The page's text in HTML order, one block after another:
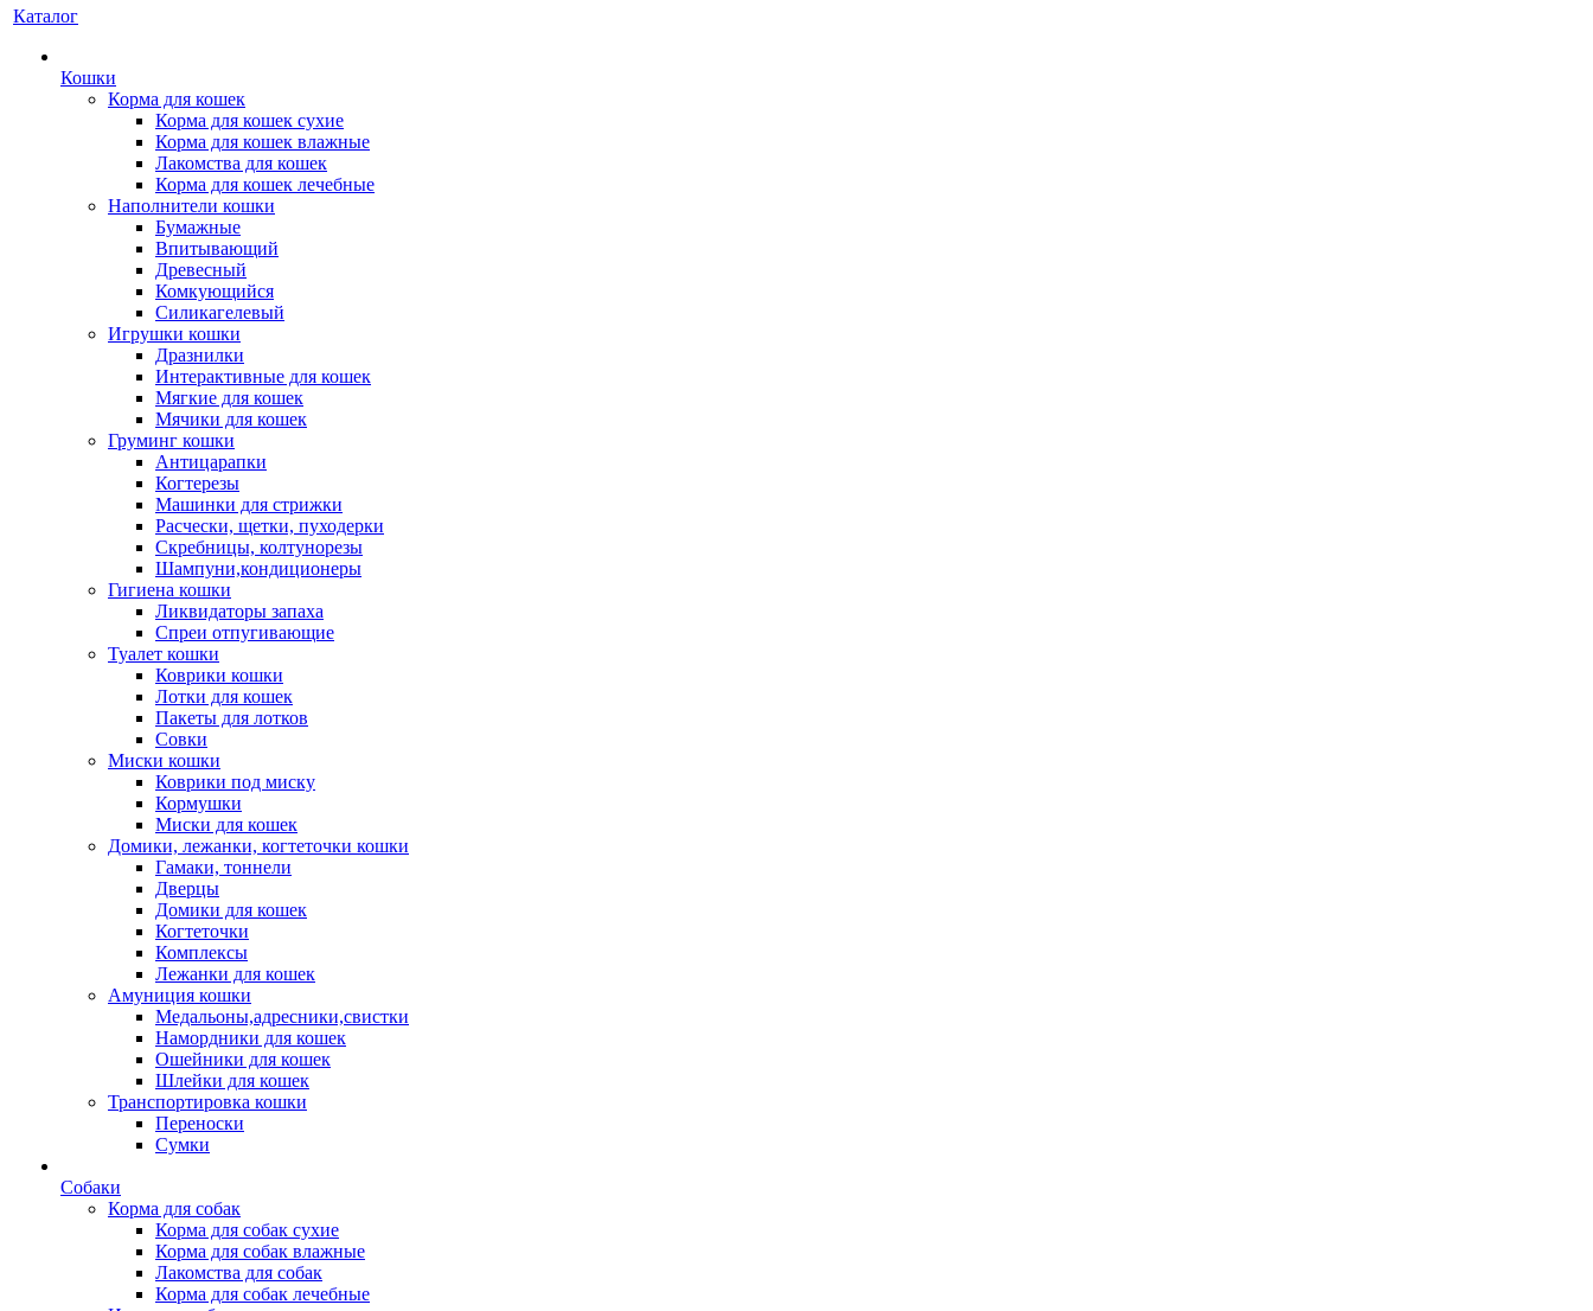
Каталог
Кошки
Корма для кошек
Корма для кошек сухие
Корма для кошек влажные
Лакомства для кошек
Корма для кошек лечебные
Наполнители кошки
Бумажные
Впитывающий
Древесный
Комкующийся
Силикагелевый
Игрушки кошки
Дразнилки
Интерактивные для кошек
Мягкие для кошек
Мячики для кошек
Груминг кошки
Антицарапки
Когтерезы
Машинки для стрижки
Расчески, щетки, пуходерки
Скребницы, колтунорезы
Шампуни,кондиционеры
Гигиена кошки
Ликвидаторы запаха
Спреи отпугивающие
Туалет кошки
Коврики кошки
Лотки для кошек
Пакеты для лотков
Совки
Миски кошки
Коврики под миску
Кормушки
Миски для кошек
Домики, лежанки, когтеточки кошки
Гамаки, тоннели
Дверцы
Домики для кошек
Когтеточки
Комплексы
Лежанки для кошек
Амуниция кошки
Медальоны,адресники,свистки
Намордники для кошек
Ошейники для кошек
Шлейки для кошек
Транспортировка кошки
Переноски
Сумки
Собаки
Корма для собак
Корма для собак сухие
Корма для собак влажные
Лакомства для собак
Корма для собак лечебные